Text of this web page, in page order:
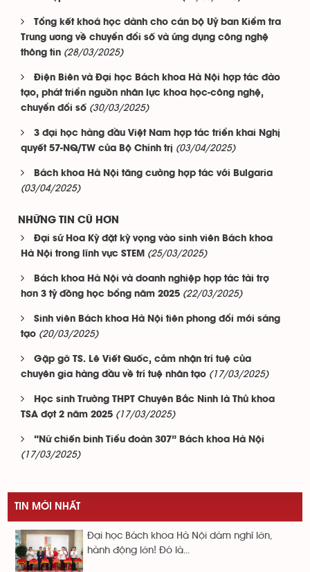
Tổng kết khoá học dành cho cán bộ Uỷ ban Kiểm tra
Trung ương về chuyển đổi số và ứng dụng công nghệ
thông tin (28/03/2025)
Điện Biên và Đại học Bách khoa Hà Nội hợp tác đào
tạo, phát triển nguồn nhân lực khoa học-công nghệ,
chuyển đổi số (30/03/2025)
3 đại học hàng đầu Việt Nam hợp tác triển khai Nghị
quyết 57-NQ/TW của Bộ Chính trị (03/04/2025)
Bách khoa Hà Nội tăng cường hợp tác với Bulgaria
(03/04/2025)
NHỮNG TIN CŨ HƠN
Đại sứ Hoa Kỳ đặt kỳ vọng vào sinh viên Bách khoa
Hà Nội trong lĩnh vực STEM (25/03/2025)
Bách khoa Hà Nội và doanh nghiệp hợp tác tài trợ
hơn 3 tỷ đồng học bổng năm 2025 (22/03/2025)
Sinh viên Bách khoa Hà Nội tiên phong đổi mới sáng
tạo (20/03/2025)
Gặp gỡ TS. Lê Viết Quốc, cảm nhận trí tuệ của
chuyên gia hàng đầu về trí tuệ nhân tạo (17/03/2025)
Học sinh Trường THPT Chuyên Bắc Ninh là Thủ khoa
TSA đợt 2 năm 2025 (17/03/2025)
“Nữ chiến binh Tiểu đoàn 307” Bách khoa Hà Nội
(17/03/2025)
TIN MỚI NHẤT
Đại học Bách khoa Hà Nội dám nghĩ lớn,
hành động lớn! Đó là...